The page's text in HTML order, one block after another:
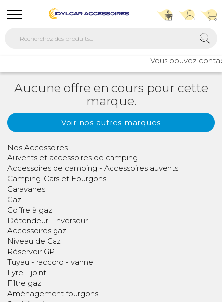
Vous pouvez
Aucune offre en cours pour cette
marque.
Voir nos autres marques
Nos Accessoires
Auvents et accessoires de camping
Accessoires de camping - Accessoires auvents
Camping-Cars et Fourgons
Caravanes
Gaz
Coffre à gaz
Détendeur - inverseur
Accessoires gaz
Niveau de Gaz
Réservoir GPL
Tuyau - raccord - vanne
Lyre - joint
Filtre gaz
Aménagement fourgons